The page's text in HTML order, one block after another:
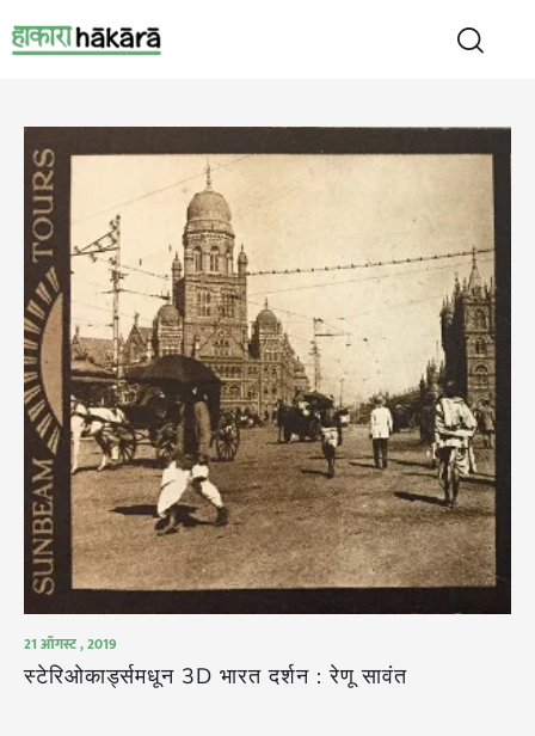
21 ऑगस्ट , 2019
स्टेरिओकार्ड्समधून 3D भारत दर्शन : रेणू सावंत